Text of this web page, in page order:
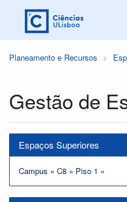
Planeamento e Recursos
Gestão de
Espaços Superiores
Campus » C8 » Piso 1 »